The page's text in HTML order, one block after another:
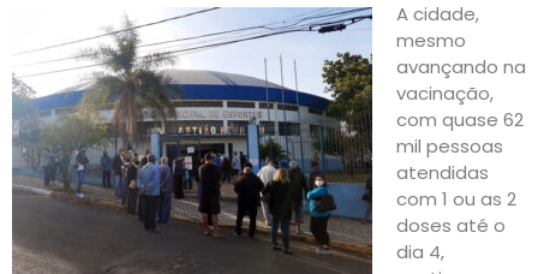
A cidade,
mesmo
avançando na
vacinação,
com quase 62
mil pessoas
atendidas
com 1 ou as 2
doses até o
dia 4,